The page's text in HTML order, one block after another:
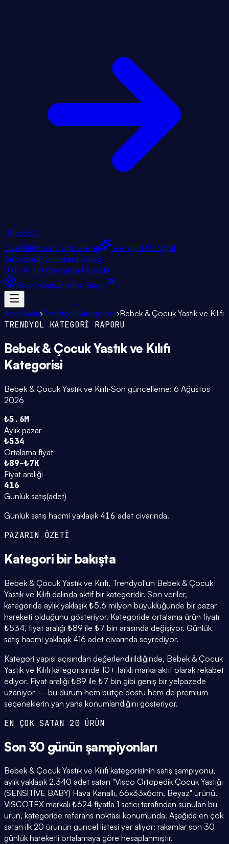
TPro360
ÖzelliklerNasıl ÇalışırEklenti
Trendyol Fotoğraf
StüdyosuFiyatlandırmaBlog
Ürün AnalizKomisyon Hesapla
EklentiGirişÜcretsiz Başla
Ana Sayfa›Trendyol Kategorileri›Bebek & Çocuk Yastık ve Kılıfı
TRENDYOL KATEGORİ RAPORU
Bebek & Çocuk Yastık ve Kılıfı
Kategorisi
Bebek & Çocuk Yastık ve Kılıfı·Son güncelleme: 6 Ağustos
2026
₺5.6M
Aylık pazar
₺534
Ortalama fiyat
₺89–₺7K
Fiyat aralığı
416
Günlük satış(adet)
Günlük satış hacmi yaklaşık 416 adet civarında.
PAZARIN ÖZETİ
Kategori bir bakışta
Bebek & Çocuk Yastık ve Kılıfı, Trendyol'un Bebek & Çocuk
Yastık ve Kılıfı dalında aktif bir kategoridir. Son veriler,
kategoride aylık yaklaşık ₺5.6 milyon büyüklüğünde bir pazar
hareketi olduğunu gösteriyor. Kategoride ortalama ürün fiyatı
₺534, fiyat aralığı ₺89 ile ₺7 bin arasında değişiyor. Günlük
satış hacmi yaklaşık 416 adet civarında seyrediyor.
Kategori yapısı açısından değerlendirildiğinde, Bebek & Çocuk
Yastık ve Kılıfı kategorisinde 10+ farklı marka aktif olarak rekabet
ediyor. Fiyat aralığı ₺89 ile ₺7 bin gibi geniş bir yelpazede
uzanıyor — bu durum hem bütçe dostu hem de premium
seçeneklerin yan yana konumlandığını gösteriyor.
EN ÇOK SATAN 20 ÜRÜN
Son 30 günün şampiyonları
Bebek & Çocuk Yastık ve Kılıfı kategorisinin satış şampiyonu,
aylık yaklaşık 2.340 adet satan "Visco Ortopedik Çocuk Yastığı
(SENSİTİVE BABY) Hava Kanallı, 66x33x6cm, Beyaz" ürünü.
VİSCOTEX markalı ₺624 fiyatla 1 satıcı tarafından sunulan bu
ürün, kategoride referans noktası konumunda. Aşağıda en çok
satan ilk 20 ürünün güncel listesi yer alıyor; rakamlar son 30
günlük hareketli ortalamaya göre hesaplanmıştır.